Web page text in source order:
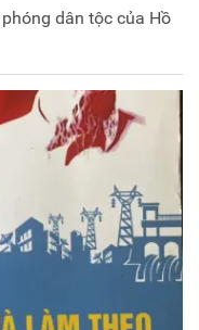
dân tộc của Hồ